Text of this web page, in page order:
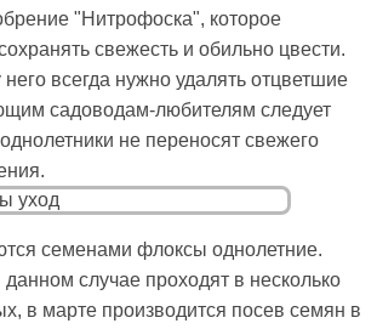
"Нитрофоска", которое
свежесть и обильно цвести.
всегда нужно удалять отцветшие
садоводам-любителям следует
не переносят свежего
семенами флоксы однолетние.
случае проходят в несколько
в марте производится посев семян в